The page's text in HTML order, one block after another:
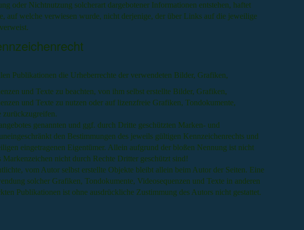
oder Nichtnutzung solcherart dargebotener Informationen entstehen, haftet
auf welche verwiesen wurde, nicht derjenige, der über Links auf die jeweilige
Publikationen die Urheberrechte der verwendeten Bilder, Grafiken,
und Texte zu beachten, von ihm selbst erstellte Bilder, Grafiken,
und Texte zu nutzen oder auf lizenzfreie Grafiken, Tondokumente,
zurückzugreifen.
genannten und ggf. durch Dritte geschützten Marken- und
den Bestimmungen des jeweils gültigen Kennzeichenrechts und
eingetragenen Eigentümer. Allein aufgrund der bloßen Nennung ist nicht
Markenzeichen nicht durch Rechte Dritter geschützt sind!
vom Autor selbst erstellte Objekte bleibt allein beim Autor der Seiten. Eine
solcher Grafiken, Tondokumente, Videosequenzen und Texte in anderen
Publikationen ist ohne ausdrückliche Zustimmung des Autors nicht gestattet.